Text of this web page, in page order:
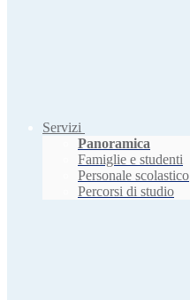
Servizi
Panoramica
Famiglie e studenti
Personale scolastico
Percorsi di studio